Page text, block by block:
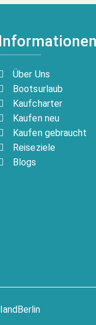
Über Uns
Bootsurlaub
Kaufcharter
Kaufen neu
Kaufen gebraucht
Reiseziele
Blogs
Berlin